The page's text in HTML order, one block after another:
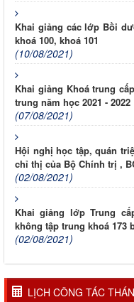
Khai giảng các lớp Bồi
khoá 100, khoá 101
(10/08/2021)
Khai giảng Khoá trung
trung năm học 2021 - 2022
(07/08/2021)
Hội nghị học tập, quán
chỉ thị của Bộ Chính trị ,
(02/08/2021)
Khai giảng lớp Trung
không tập trung khoá 173
(02/08/2021)
LỊCH CÔNG TÁC